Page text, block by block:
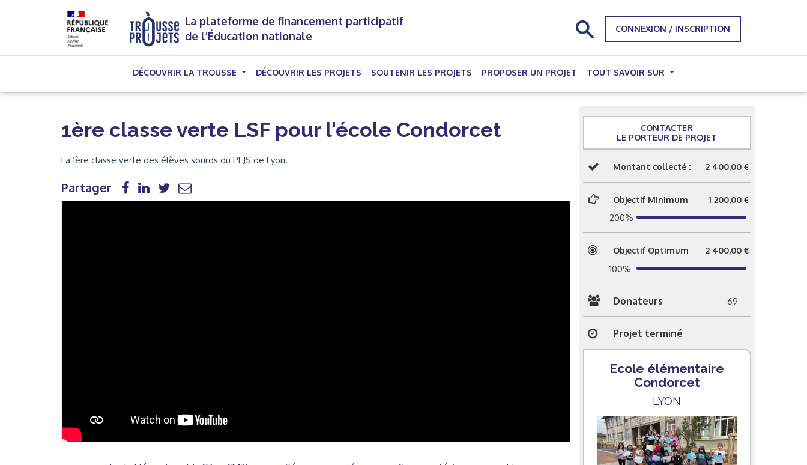
La plateforme de financement participatif
de l’Éducation nationale
CONNEXION / INSCRIPTION
DÉCOUVRIR LA TROUSSE DÉCOUVRIR LES PROJETS (CURRENT)
SOUTENIR LES PROJETS PROPOSER UN PROJET TOUT SAVOIR SUR
1ère classe verte LSF pour l'école Condorcet
La 1ère classe verte des élèves sourds du PEJS de Lyon.
Partager
CONTACTER
LE PORTEUR DE PROJET
Montant collecté : 2 400,00 €
Objectif Minimum 1 200,00 €
200%
Objectif Optimum 2 400,00 €
100%
Donateurs 69
Projet terminé
Ecole élémentaire
Condorcet
LYON